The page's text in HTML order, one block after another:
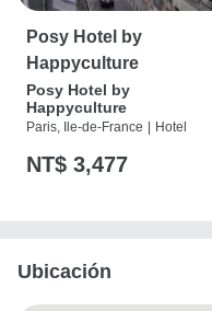
Posy Hotel by
Happyculture
Posy Hotel by
Happyculture
Paris, Ile-de-France Hotel
NT$ 3,477
Ubicación